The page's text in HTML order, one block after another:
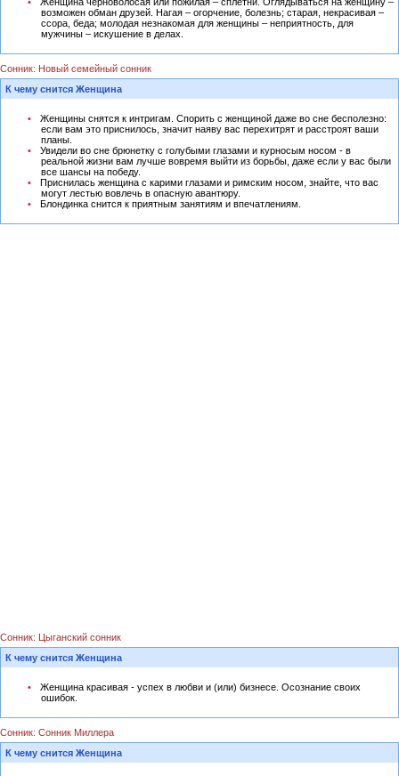
Женщина черноволосая или пожилая – сплетни. Оглядываться на женщину –
возможен обман друзей. Нагая – огорчение, болезнь; старая, некрасивая –
ссора, беда; молодая незнакомая для женщины – неприятность, для
мужчины – искушение в делах.
Сонник: Новый семейный сонник
К чему снится Женщина
Женщины снятся к интригам. Спорить с женщиной даже во сне бесполезно:
если вам это приснилось, значит наяву вас перехитрят и расстроят ваши
планы.
Увидели во сне брюнетку с голубыми глазами и курносым носом - в
реальной жизни вам лучше вовремя выйти из борьбы, даже если у вас были
все шансы на победу.
Приснилась женщина с карими глазами и римским носом, знайте, что вас
могут лестью вовлечь в опасную авантюру.
Блондинка снится к приятным занятиям и впечатлениям.
Сонник: Цыганский сонник
К чему снится Женщина
Женщина красивая - успех в любви и (или) бизнесе. Осознание своих
ошибок.
Сонник: Сонник Миллера
К чему снится Женщина